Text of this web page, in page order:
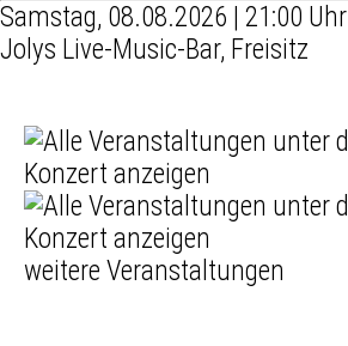
Samstag, 08.08.2026 | 21:00 Uhr
Jolys Live-Music-Bar, Freisitz
weitere Veranstaltungen